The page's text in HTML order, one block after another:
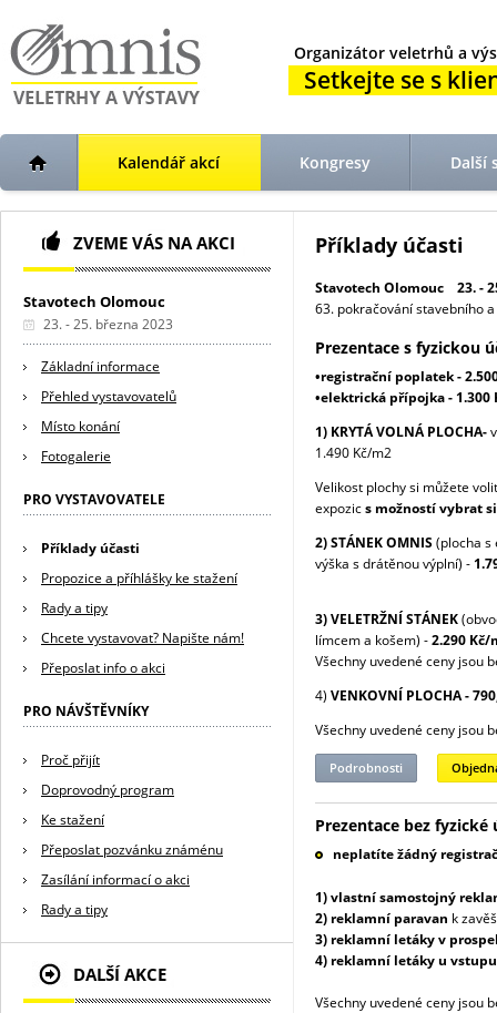
Organizátor veletrhů a
Setkejte se s
Kalendář akcí Kongresy Další
Příklady účasti
Stavotech Olomouc 23. -
63. pokračování stavebního
Prezentace s fyzickou
•registrační poplatek -
•elektrická přípojka - 1.300
1) KRYTÁ VOLNÁ PLOCHA-
1.490 Kč/m2
Velikost plochy si můžete
expozics možností vybrat
2) STÁNEK OMNIS(plocha s
výška s drátěnou výplní) -
3) VELETRŽNÍ STÁNEK
límcem a košem) -2.290 Kč/
Všechny uvedené ceny jsou
4) VENKOVNÍ PLOCHA -
Všechny uvedené ceny jsou
Podrobnosti
Prezentace bez fyzické
neplatíte žádný
1) vlastní samostojný
2) reklamní paravan k
3) reklamní letáky v
4) reklamní letáky u vstupu
Všechny uvedené ceny jsou
ZVEME VÁS NA AKCI
Stavotech Olomouc
23. - 25. března 2023
Základní informace
Přehled vystavovatelů
Místo konání
Fotogalerie
PRO VYSTAVOVATELE
Příklady účasti
Propozice a příhlášky ke stažení
Rady a tipy
Chcete vystavovat? Napište nám!
Přeposlat info o akci
PRO NÁVŠTĚVNÍKY
Proč přijít
Doprovodný program
Ke stažení
Přeposlat pozvánku známénu
Zasílání informací o akci
Rady a tipy
DALŠÍ AKCE